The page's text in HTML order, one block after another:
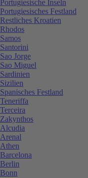
Portugiesische Inseln
Portugiesisches Festland
Restliches Kroatien
Rhodos
Samos
Santorini
Sao Jorge
Sao Miguel
Sardinien
Sizilien
Spanisches Festland
Teneriffa
Terceira
Zakynthos
Alcudia
Arenal
Athen
Barcelona
Berlin
Bonn